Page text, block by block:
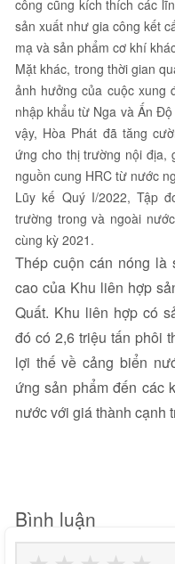
công cũng kích thích các
sản xuất như gia công kết
mạ và sản phẩm cơ khí
Mặt khác, trong thời gian
ảnh hưởng của cuộc xung
nhập khẩu từ Nga và Ấn
vậy, Hòa Phát đã tăng
ứng cho thị trường nội địa,
nguồn cung HRC từ nước
Lũy kế Quý I/2022, Tập
trường trong và ngoài
cùng kỳ 2021.
Thép cuộn cán nóng là
cao của Khu liên hợp
Quất. Khu liên hợp có
đó có 2,6 triệu tấn phôi
lợi thế về cảng biển
ứng sản phẩm đến các
nước với giá thành cạnh
Bình luận